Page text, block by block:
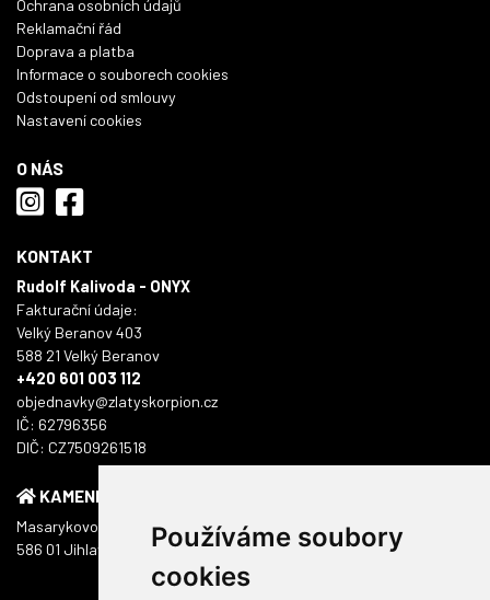
Používáme soubory
cookies
Ochrana osobních údajů
Reklamační řád
Doprava a platba
Informace o souborech cookies
Odstoupení od smlouvy
Nastavení cookies
O NÁS
KONTAKT
Rudolf Kalivoda - ONYX
Fakturační údaje:
Velký Beranov 403
588 21 Velký Beranov
+420 601 003 112
objednavky@zlatyskorpion.cz
IČ: 62796356
DIČ: CZ7509261518
KAMENNÁ PRODEJNA
Masarykovo náměstí 1217/51
586 01 Jihlava